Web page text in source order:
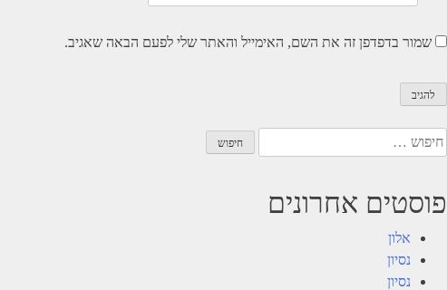
שמור בדפדפן זה את השם, האימייל והאתר שלי לפעם הבאה שאגיב.
חיפוש:
פוסטים אחרונים
אלון
נסיון
נסיון